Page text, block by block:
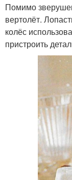
Помимо
вертолёт.
колёс
пристроить